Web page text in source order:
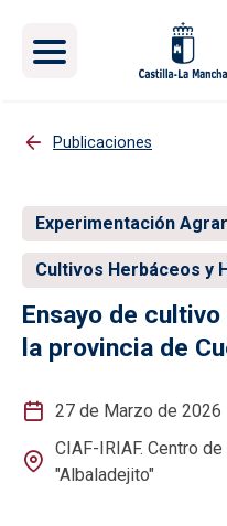
Publicaciones
Experimentación
Cultivos Herbáceos y
Ensayo de
la provincia de
27 de Marzo de 2026
CIAF-IRIAF. Centro
"Albaladejito"